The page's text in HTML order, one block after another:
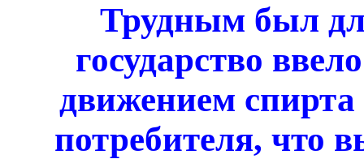
Трудным был
государство
движением спирта
потребителя, что